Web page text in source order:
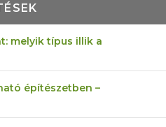
PONTJA
SZOMSZÉD
NEM MENŐ!
melyik típus illik a
építészetben –